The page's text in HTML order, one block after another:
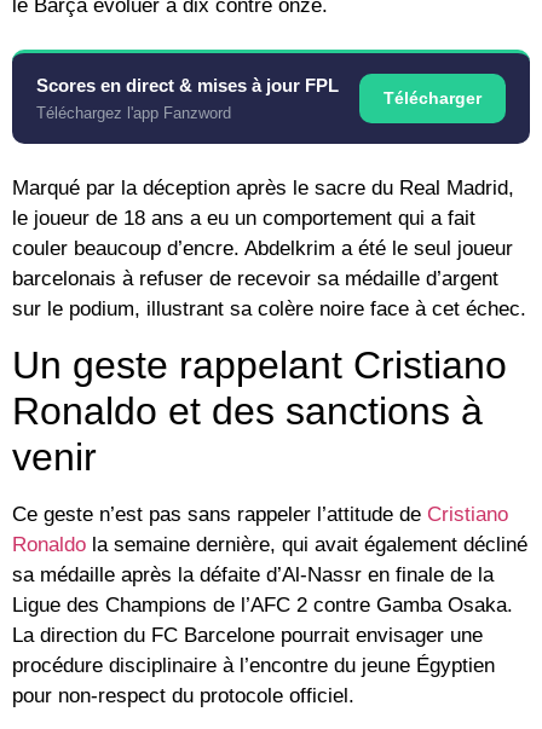
le Barça évoluer à dix contre onze.
Scores en direct & mises à jour FPL
Téléchargez l'app Fanzword
Télécharger
Marqué par la déception après le sacre du Real Madrid,
le joueur de 18 ans a eu un comportement qui a fait
couler beaucoup d’encre. Abdelkrim a été le seul joueur
barcelonais à refuser de recevoir sa médaille d’argent
sur le podium, illustrant sa colère noire face à cet échec.
Un geste rappelant Cristiano
Ronaldo et des sanctions à
venir
Ce geste n’est pas sans rappeler l’attitude de Cristiano
Ronaldo la semaine dernière, qui avait également décliné
sa médaille après la défaite d’Al-Nassr en finale de la
Ligue des Champions de l’AFC 2 contre Gamba Osaka.
La direction du FC Barcelone pourrait envisager une
procédure disciplinaire à l’encontre du jeune Égyptien
pour non-respect du protocole officiel.